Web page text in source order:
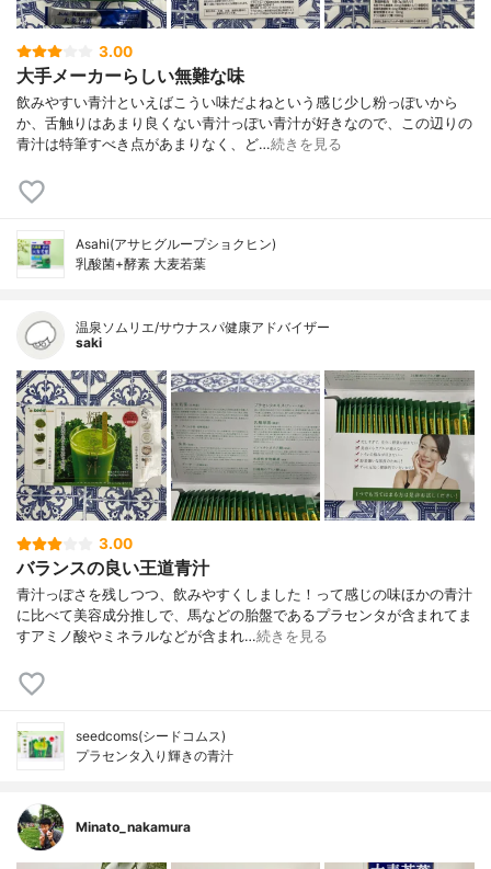
3.00
大手メーカーらしい無難な味
飲みやすい青汁といえばこうい味だよねという感じ少し粉っぽいから
か、舌触りはあまり良くない青汁っぽい青汁が好きなので、この辺りの
青汁は特筆すべき点があまりなく、ど…続きを見る
Asahi(アサヒグループショクヒン)
乳酸菌+酵素 大麦若葉
温泉ソムリエ/サウナスパ健康アドバイザー
saki
3.00
バランスの良い王道青汁
青汁っぽさを残しつつ、飲みやすくしました！って感じの味ほかの青汁
に比べて美容成分推しで、馬などの胎盤であるプラセンタが含まれてま
すアミノ酸やミネラルなどが含まれ…続きを見る
seedcoms(シードコムス)
プラセンタ入り輝きの青汁
Minato_nakamura